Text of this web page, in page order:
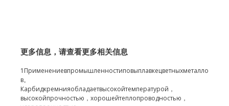
更多信息，请查看更多相关信息
1Применениевпромышленностиповыплавкецветныхметалло
в。
Карбидкремнияобладаетвысокойтемпературой，
высокойпрочностью，хорошейтеплопроводностью，